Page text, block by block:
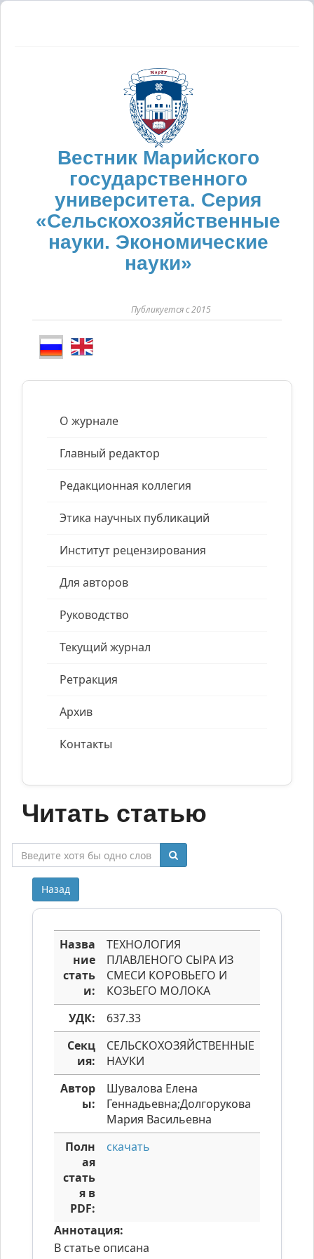
Вестник Марийского
государственного
университета. Серия
«Сельскохозяйственные
науки. Экономические
науки»
Публикуется с 2015
О журнале
Главный редактор
Редакционная коллегия
Этика научных публикаций
Институт рецензирования
Для авторов
Руководство
Текущий журнал
Ретракция
Архив
Контакты
Читать статью
Назад
Назва
ние
стать
и:
ТЕХНОЛОГИЯ
ПЛАВЛЕНОГО СЫРА ИЗ
СМЕСИ КОРОВЬЕГО И
КОЗЬЕГО МОЛОКА
УДК:
637.33
Секц
ия:
СЕЛЬСКОХОЗЯЙСТВЕННЫЕ
НАУКИ
Автор
ы:
Шувалова Елена
Геннадьевна;Долгорукова
Мария Васильевна
Полн
ая
стать
я в
PDF:
скачать
Аннотация:
В статье описана